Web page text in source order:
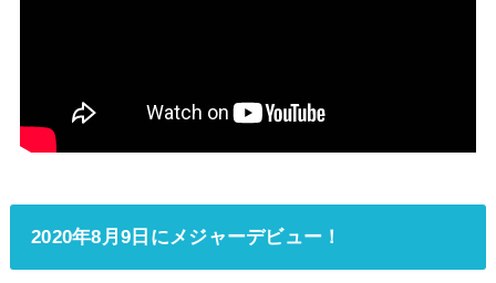
2020年8月9日にメジャーデビュー！